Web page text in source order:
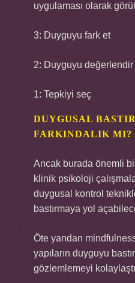
uygulaması olarak
3: Duyguyu fark et
2: Duyguyu değerlendir
1: Tepkiyi seç
DUYGUSAL
FARKINDALIK MI?
Ancak burada önemli bir
klinik psikoloji
duygusal kontrol
bastırmaya yol
Öte yandan
yapıların duyguyu
gözlemlemeyi